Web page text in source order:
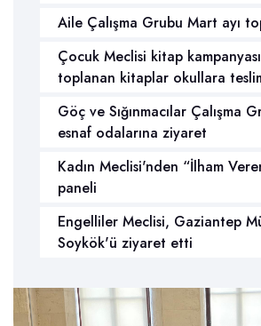
Aile Çalışma Grubu Mart ayı
Çocuk Meclisi kitap
toplanan kitaplar okullara
Göç ve Sığınmacılar Çalışma
esnaf odalarına ziyaret
Kadın Meclisi'nden “İlham
paneli
Engelliler Meclisi, Gaziantep
Soykök'ü ziyaret etti